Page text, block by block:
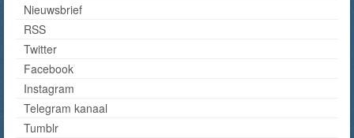
Nieuwsbrief
RSS
Twitter
Facebook
Instagram
Telegram kanaal
Tumblr